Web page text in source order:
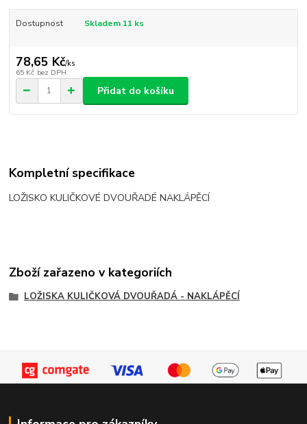
Dostupnost Skladem 11 ks
78,65 Kč/ks
65 Kč bez DPH
Přidat do košíku
Kompletní specifikace
LOŽISKO KULIČKOVÉ DVOUŘADÉ NAKLÁPĚCÍ
Zboží zařazeno v kategoriích
LOŽISKA KULIČKOVÁ DVOUŘADÁ - NAKLÁPĚCÍ